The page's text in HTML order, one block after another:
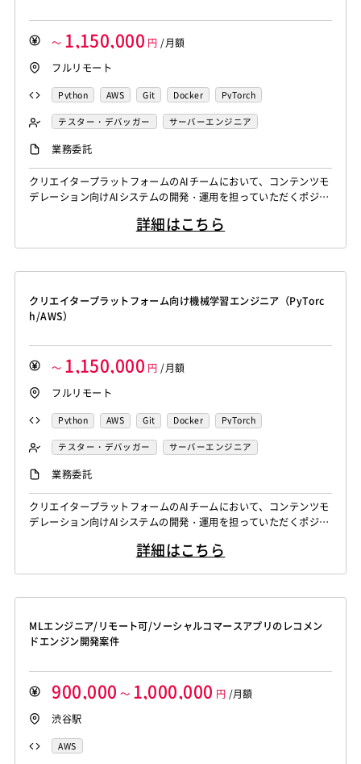
～ 1,150,000 円 /月額
フルリモート
Python AWS Git Docker PyTorch
テスター・デバッガー
サーバーエンジニア
機械学習エンジニア
業務委託
クリエイタープラットフォームのAIチームにおいて、コンテンツモ
デレーション向けAIシステムの開発・運用を担っていただくポジシ
か、または複数領域を担当いただきます。 〈主な業務内容〉 ・セ
タの品質管理・データセ...
詳細はこちら
クリエイタープラットフォーム向け機械学習エンジニア（PyTorc
h/AWS）
～ 1,150,000 円 /月額
フルリモート
Python AWS Git Docker PyTorch
テスター・デバッガー
サーバーエンジニア
機械学習エンジニア
業務委託
クリエイタープラットフォームのAIチームにおいて、コンテンツモ
デレーション向けAIシステムの開発・運用を担っていただくポジシ
か、または複数領域を担当いただきます。 〈主な業務内容〉 ・セ
タの品質管理・データセ...
詳細はこちら
MLエンジニア/リモート可/ソーシャルコマースアプリのレコメン
ドエンジン開発案件
900,000 ～ 1,000,000 円 /月額
渋谷駅
AWS